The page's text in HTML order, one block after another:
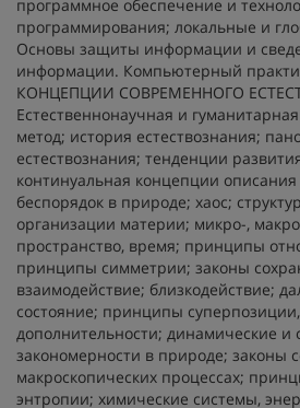
программное обеспечение и
программирования; локальные и
Основы защиты информации и
информации. Компьютерный
КОНЦЕПЦИИ СОВРЕМЕННОГО
Естественнонаучная и
метод; история естествознания;
естествознания; тенденции
континуальная концепции
беспорядок в природе; хаос;
организации материи; микро-,
пространство, время; принципы
принципы симметрии; законы
взаимодействие; близкодействие;
состояние; принципы
дополнительности; динамические и
закономерности в природе; законы
макроскопических процессах;
энтропии; химические системы,